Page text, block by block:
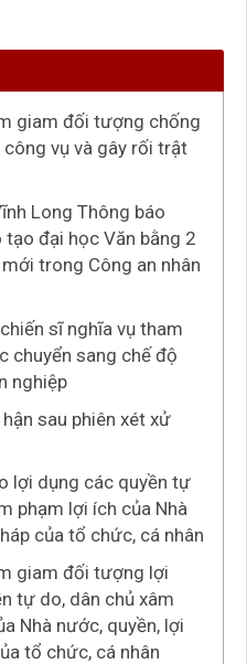
giam đối tượng chống
vụ và gây rối trật
Long Thông báo
tạo đại học Văn bằng 2
trong Công an nhân
sĩ nghĩa vụ tham
chuyển sang chế độ
nghiệp
sau phiên xét xử
lợi dụng các quyền tự
phạm lợi ích của Nhà
của tổ chức, cá nhân
giam đối tượng lợi
tự do, dân chủ xâm
Nhà nước, quyền, lợi
tổ chức, cá nhân